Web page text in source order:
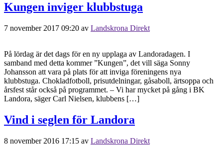
Kungen inviger klubbstuga
7 november 2017 09:20 av Landskrona Direkt
På lördag är det dags för en ny upplaga av Landoradagen. I
samband med detta kommer ”Kungen”, det vill säga Sonny
Johansson att vara på plats för att inviga föreningens nya
klubbstuga. Chokladfotboll, prisutdelningar, gåsaboll, ärtsoppa och
årsfest står också på programmet. – Vi har mycket på gång i BK
Landora, säger Carl Nielsen, klubbens […]
Vind i seglen för Landora
8 november 2016 17:15 av Landskrona Direkt